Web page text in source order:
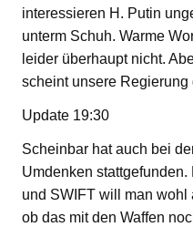
interessieren H. Putin
unterm Schuh. Warme
leider überhaupt nicht.
scheint unsere
Update 19:30
Scheinbar hat auch bei
Umdenken
und SWIFT will man wohl
ob das mit den Waffen